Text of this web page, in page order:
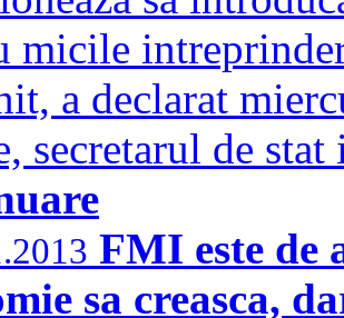
micile
a declarat
secretarul de
FMI este de
sa creasca,